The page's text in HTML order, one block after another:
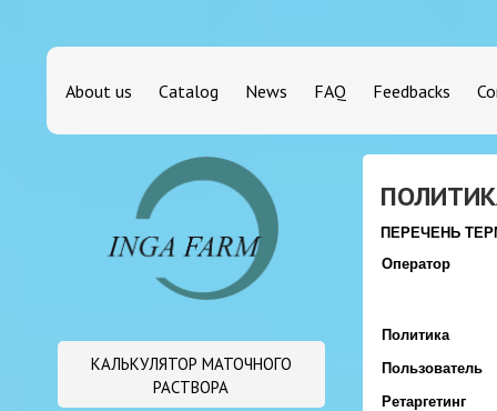
About us Catalog News FAQ Feedbacks
КАЛЬКУЛЯТОР МАТОЧНОГО
РАСТВОРА
ПЕРЕЧЕНЬ
Оператор
Политика
Пользователь
Ретаргетинг